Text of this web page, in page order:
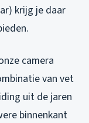
krijg je daar
camera
van vet
uit de jaren
binnenkant